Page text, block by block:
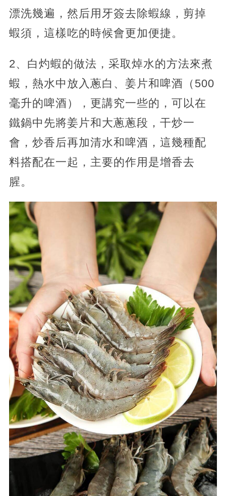
漂洗幾遍，然后用牙簽去除蝦線，剪掉
蝦須，這樣吃的時候會更加便捷。
2、白灼蝦的做法，采取焯水的方法來煮
蝦，熱水中放入蔥白、姜片和啤酒（500
毫升的啤酒），更講究一些的，可以在
鐵鍋中先將姜片和大蔥蔥段，干炒一
會，炒香后再加清水和啤酒，這幾種配
料搭配在一起，主要的作用是增香去
腥。